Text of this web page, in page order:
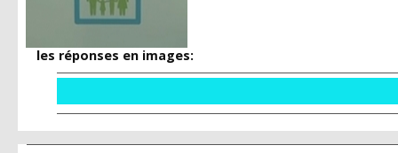
les réponses en images: